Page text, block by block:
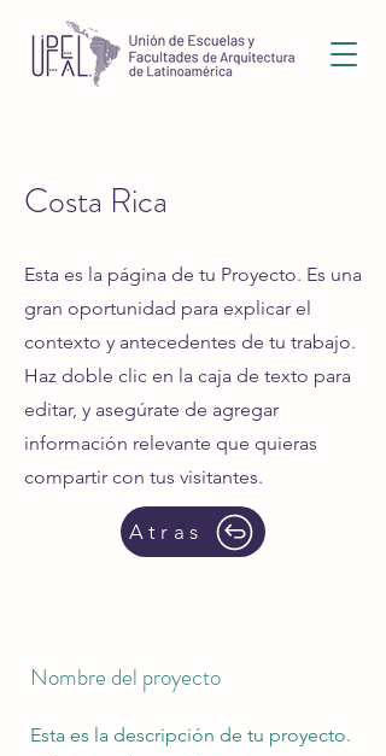
Costa Rica
Esta es la página de tu Proyecto. Es una
gran oportunidad para explicar el
contexto y antecedentes de tu trabajo.
Haz doble clic en la caja de texto para
editar, y asegúrate de agregar
información relevante que quieras
compartir con tus visitantes.
Atras
Nombre del proyecto
Esta es la descripción de tu proyecto.